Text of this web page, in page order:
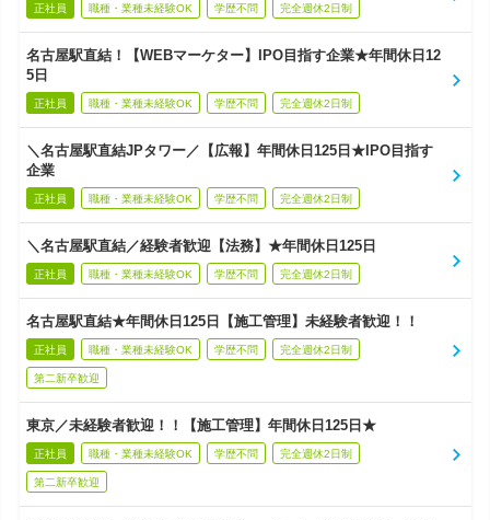
正社員 職種・業種未経験OK 学歴不問 完全週休2日制
名古屋駅直結！【WEBマーケター】IPO目指す企業★年間休日12
5日
正社員 職種・業種未経験OK 学歴不問 完全週休2日制
＼名古屋駅直結JPタワー／【広報】年間休日125日★IPO目指す
企業
正社員 職種・業種未経験OK 学歴不問 完全週休2日制
＼名古屋駅直結／経験者歓迎【法務】★年間休日125日
正社員 職種・業種未経験OK 学歴不問 完全週休2日制
名古屋駅直結★年間休日125日【施工管理】未経験者歓迎！！
正社員 職種・業種未経験OK 学歴不問 完全週休2日制
第二新卒歓迎
東京／未経験者歓迎！！【施工管理】年間休日125日★
正社員 職種・業種未経験OK 学歴不問 完全週休2日制
第二新卒歓迎